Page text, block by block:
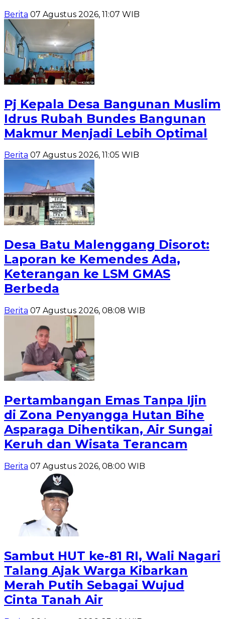
Berita 07 Agustus 2026, 11:07 WIB
Pj Kepala Desa Bangunan Muslim
Idrus Rubah Bundes Bangunan
Makmur Menjadi Lebih Optimal
Berita 07 Agustus 2026, 11:05 WIB
Desa Batu Malenggang Disorot:
Laporan ke Kemendes Ada,
Keterangan ke LSM GMAS
Berbeda
Berita 07 Agustus 2026, 08:08 WIB
Pertambangan Emas Tanpa Ijin
di Zona Penyangga Hutan Bihe
Asparaga Dihentikan, Air Sungai
Keruh dan Wisata Terancam
Berita 07 Agustus 2026, 08:00 WIB
Sambut HUT ke-81 RI, Wali Nagari
Talang Ajak Warga Kibarkan
Merah Putih Sebagai Wujud
Cinta Tanah Air